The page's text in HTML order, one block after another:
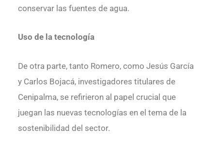
conservar las fuentes de agua.
Uso de la tecnología
De otra parte, tanto Romero, como Jesús García
y Carlos Bojacá, investigadores titulares de
Cenipalma, se refirieron al papel crucial que
juegan las nuevas tecnologías en el tema de la
sostenibilidad del sector.